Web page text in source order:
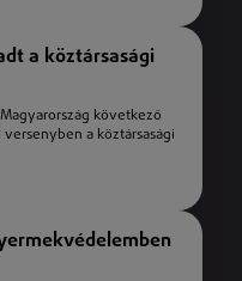
a köztársasági
következő
a köztársasági